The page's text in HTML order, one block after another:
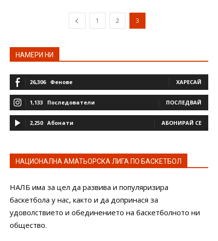
1 2 3
НАМЕРИ НИ
26,306 Фенове ХАРЕСАЙ
1,133 Последователи ПОСЛЕДВАЙ
2,250 Абонати АБОНИРАЙ СЕ
НАЦИОНАЛНА АМАТЬОРСКА ЛИГА ПО БАСКЕТБОЛ
НАЛБ има за цел да развива и популяризира
баскетбола у нас, както и да допринася за
удоволствието и обединението на баскетболното ни
общество.